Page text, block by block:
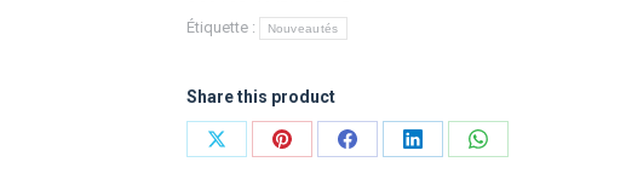
Étiquette :
Nouveautés
Share this product
PartagerPartagerPartagerPartagerPartager